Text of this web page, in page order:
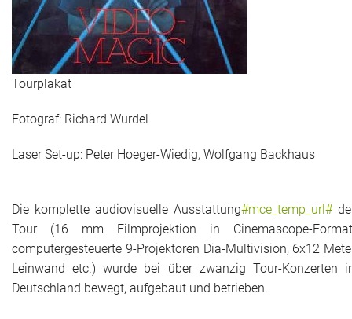
Tourplakat
Fotograf: Richard Wurdel
Laser Set-up: Peter Hoeger-Wiedig, Wolfgang Backhaus
Die komplette audiovisuelle Ausstattung#mce_temp_url#
Tour (16 mm Filmprojektion in Cinemascope-
computergesteuerte 9-Projektoren Dia-Multivision, 6x12
Leinwand etc.) wurde bei über zwanzig Tour-Konzerten
Deutschland bewegt, aufgebaut und betrieben.